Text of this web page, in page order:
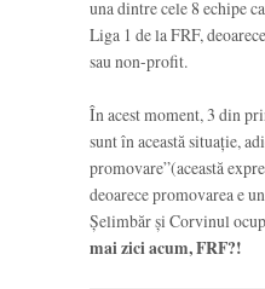
una dintre cele 8 echipe
Liga 1 de la FRF,
sau non-profit.
În acest moment, 3 din
sunt în această situație,
promovare”(această
deoarece promovarea e
Șelimbăr și Corvinul
mai zici acum, FRF?!